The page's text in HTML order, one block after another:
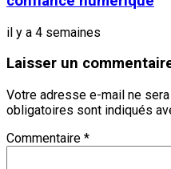
il y a 4 semaines
Laisser un
Votre adresse e-mail ne
obligatoires sont indiqués
Commentaire *